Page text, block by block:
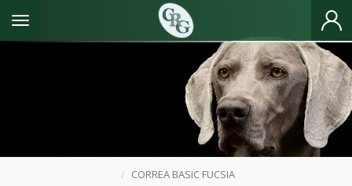
Toggle navigation
CORREA BASIC FUCSIA